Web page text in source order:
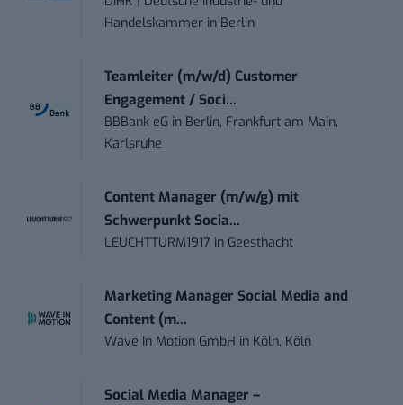
Handelskammer in Berlin
Teamleiter (m/w/d) Customer
Engagement / Soci...
BBBank eG in Berlin, Frankfurt am Main,
Karlsruhe
Content Manager (m/w/g) mit
Schwerpunkt Socia...
LEUCHTTURM1917 in Geesthacht
Marketing Manager Social Media and
Content (m...
Wave In Motion GmbH in Köln, Köln
Social Media Manager –